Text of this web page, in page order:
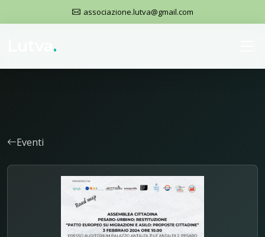
associazione.lutva@gmail.com
.
Eventi